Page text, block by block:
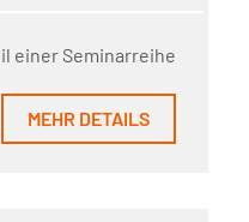
einer Seminarreihe
MEHR DETAILS